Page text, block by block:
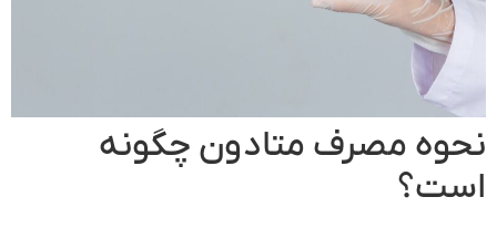
نحوه مصرف متادون چگونه
است؟